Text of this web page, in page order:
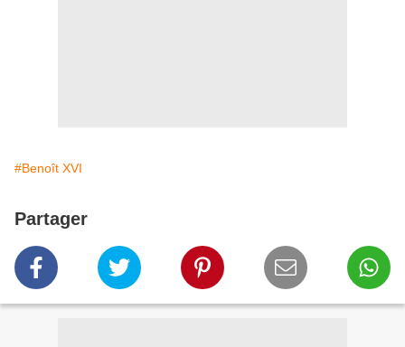
#Benoît XVI
Partager